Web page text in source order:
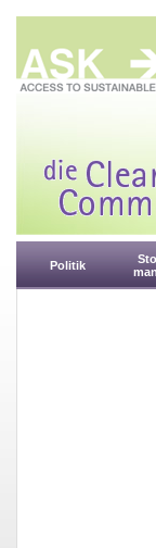
Politik